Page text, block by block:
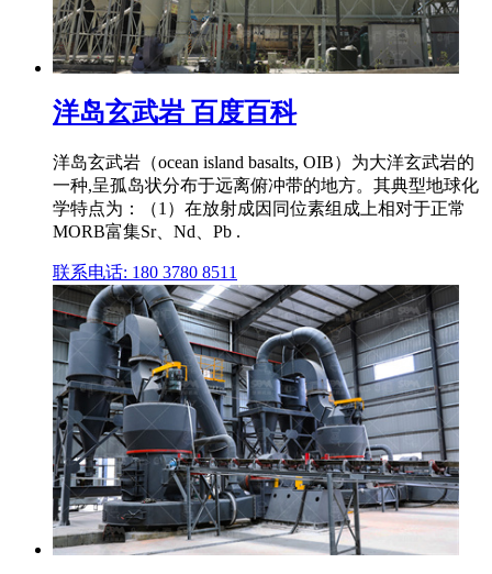
洋岛玄武岩 百度百科
洋岛玄武岩（ocean island basalts, OIB）为大洋玄武岩的
一种,呈孤岛状分布于远离俯冲带的地方。其典型地球化
学特点为：（1）在放射成因同位素组成上相对于正常
MORB富集Sr、Nd、Pb .
联系电话: 180 3780 8511